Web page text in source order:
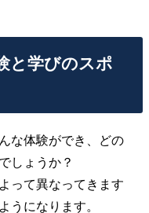
と学びのスポ
な体験ができ、どの
しょうか？
って異なってきます
うになります。